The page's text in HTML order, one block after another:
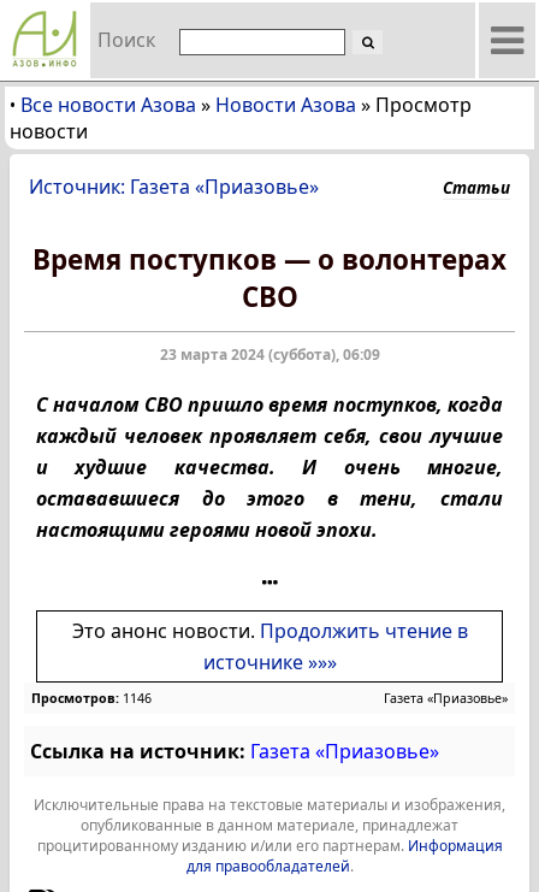
Поиск
• Все новости Азова » Новости Азова » Просмотр
новости
Источник: Газета «Приазовье» Статьи
Время поступков — о волонтерах
СВО
23 марта 2024 (суббота), 06:09
С началом СВО пришло время поступков, когда
каждый человек проявляет себя, свои лучшие
и худшие качества. И очень многие,
остававшиеся до этого в тени, стали
настоящими героями новой эпохи.
Это анонс новости. Продолжить чтение в
источнике »»»
Просмотров: 1146 Газета «Приазовье»
Ссылка на источник: Газета «Приазовье»
Исключительные права на текстовые материалы и изображения,
опубликованные в данном материале, принадлежат
процитированному изданию и/или его партнерам. Информация
для правообладателей.